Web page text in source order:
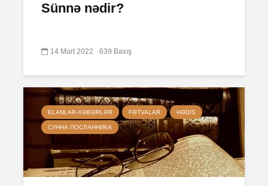
Sünnə nədir?
14 Mart 2022 639 Baxış
ELANLAR-XƏBƏRLƏR FƏTVALAR HƏDIS
СУННА ПОСЛАННИКА